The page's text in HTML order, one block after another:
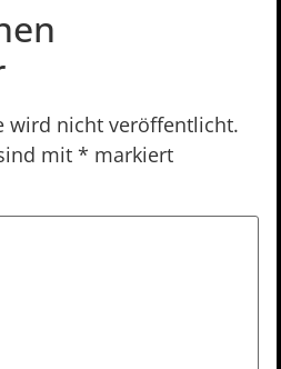
wird nicht veröffentlicht.
mit * markiert